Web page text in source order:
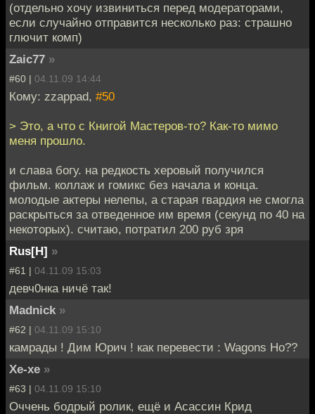
(отдельно хочу извиниться перед модераторами,
если случайно отправится несколько раз: страшно
глючит комп)
Zaic77 »
#60 | 04.11.09 14:44
Кому: zzappad, #50
> Это, а что с Книгой Мастеров-то? Как-то мимо
меня прошло.
и слава богу. на редкость херовый получился
фильм. коллаж и гомикс без начала и конца.
молодые актеры нелепы, а старая гвардия не смогла
раскрыться за отведенное им время (секунд по 40 на
некоторых). считаю, потратил 200 руб зря
Rus[H] »
#61 | 04.11.09 15:03
девч0нка ничё так!
Madnick »
#62 | 04.11.09 15:10
камрады ! Дим Юрич ! как перевести : Wagons Ho??
Хе-хе »
#63 | 04.11.09 15:10
Оччень бодрый ролик, ещё и Асассин Крид